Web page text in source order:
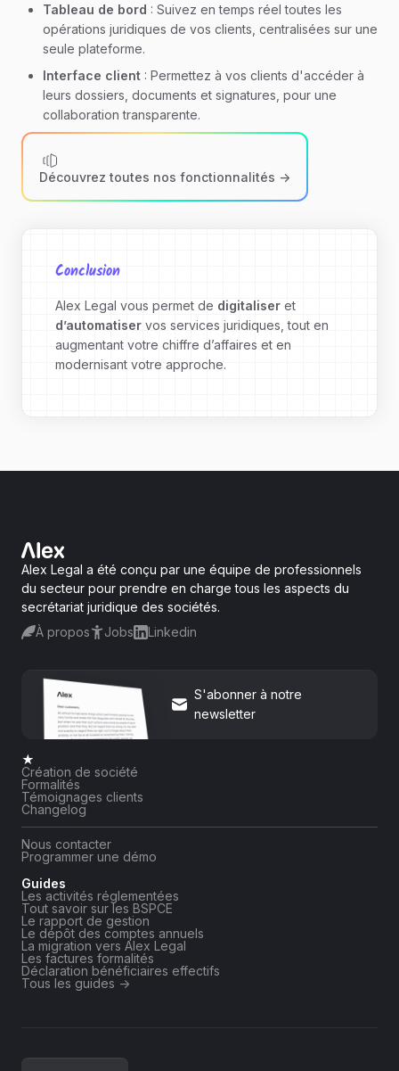
Tableau de bord : Suivez en temps réel toutes les
opérations juridiques de vos clients, centralisées sur une
seule plateforme.
Interface client : Permettez à vos clients d'accéder à
leurs dossiers, documents et signatures, pour une
collaboration transparente.
Découvrez toutes nos fonctionnalités ->
Conclusion
Alex Legal vous permet de digitaliser et
d’automatiser vos services juridiques, tout en
augmentant votre chiffre d’affaires et en
modernisant votre approche.
Alex Legal a été conçu par une équipe de professionnels
du secteur pour prendre en charge tous les aspects du
secrétariat juridique des sociétés.
À propos
Jobs Linkedin
S'abonner à notre
newsletter
★
Création de société
Formalités
Témoignages clients
Changelog
Nous contacter
Programmer une démo
Guides
Les activités réglementées
Tout savoir sur les BSPCE
Le rapport de gestion
Le dépôt des comptes annuels
La migration vers Alex Legal
Les factures formalités
Déclaration bénéficiaires effectifs
Tous les guides ->